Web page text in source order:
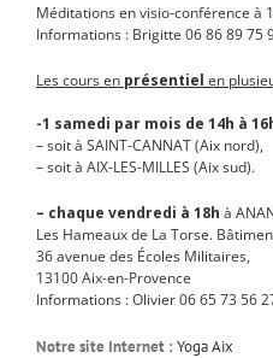
Méditations en visio-conférence à
Informations : Brigitte 06 86 89 75
Les cours en présentiel en
-1 samedi par mois de 14h à
– soit à SAINT-CANNAT (Aix nord),
– soit à AIX-LES-MILLES (Aix sud).
– chaque vendredi à 18h à
Les Hameaux de La Torse.
36 avenue des Écoles Militaires,
13100 Aix-en-Provence
Informations : Olivier 06 65 73 56
Notre site Internet : Yoga Aix